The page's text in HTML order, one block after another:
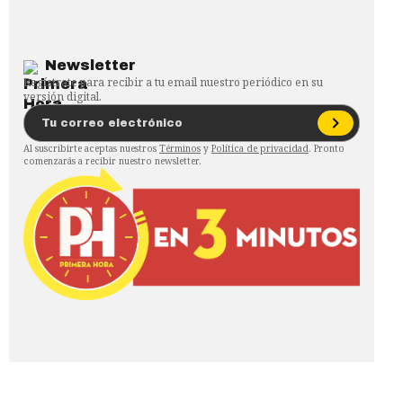
Newsletter
Regístrate para recibir a tu email nuestro periódico en su
versión digital.
Al suscribirte aceptas nuestros Términos y Política de privacidad. Pronto
comenzarás a recibir nuestro newsletter.